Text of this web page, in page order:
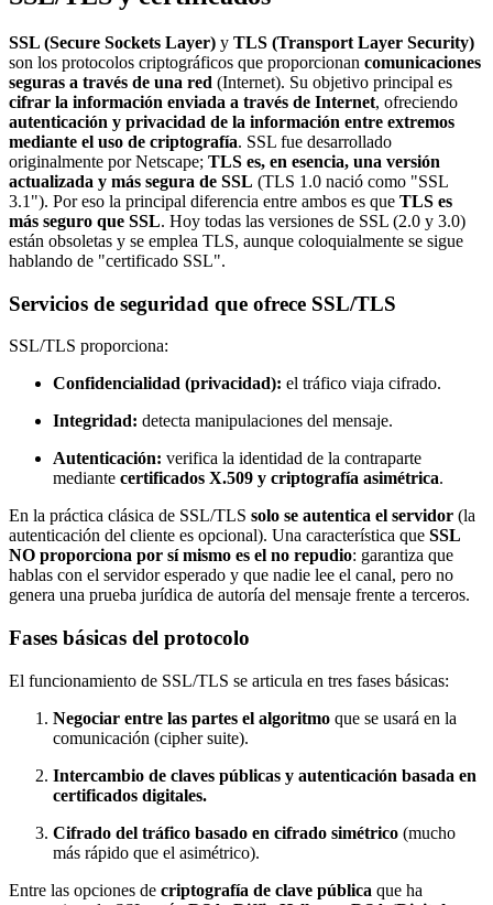
SSL (Secure Sockets Layer) y TLS (Transport Layer Security)
son los protocolos criptográficos que proporcionan comunicaciones
seguras a través de una red (Internet). Su objetivo principal es
cifrar la información enviada a través de Internet, ofreciendo
autenticación y privacidad de la información entre extremos
mediante el uso de criptografía. SSL fue desarrollado
originalmente por Netscape; TLS es, en esencia, una versión
actualizada y más segura de SSL (TLS 1.0 nació como "SSL
3.1"). Por eso la principal diferencia entre ambos es que TLS es
más seguro que SSL. Hoy todas las versiones de SSL (2.0 y 3.0)
están obsoletas y se emplea TLS, aunque coloquialmente se sigue
hablando de "certificado SSL".
Servicios de seguridad que ofrece SSL/TLS
SSL/TLS proporciona:
Confidencialidad (privacidad): el tráfico viaja cifrado.
Integridad: detecta manipulaciones del mensaje.
Autenticación: verifica la identidad de la contraparte
mediante certificados X.509 y criptografía asimétrica.
En la práctica clásica de SSL/TLS solo se autentica el servidor (la
autenticación del cliente es opcional). Una característica que SSL
NO proporciona por sí mismo es el no repudio: garantiza que
hablas con el servidor esperado y que nadie lee el canal, pero no
genera una prueba jurídica de autoría del mensaje frente a terceros.
Fases básicas del protocolo
El funcionamiento de SSL/TLS se articula en tres fases básicas:
Negociar entre las partes el algoritmo que se usará en la
comunicación (cipher suite).
Intercambio de claves públicas y autenticación basada en
certificados digitales.
Cifrado del tráfico basado en cifrado simétrico (mucho
más rápido que el asimétrico).
Entre las opciones de criptografía de clave pública que ha